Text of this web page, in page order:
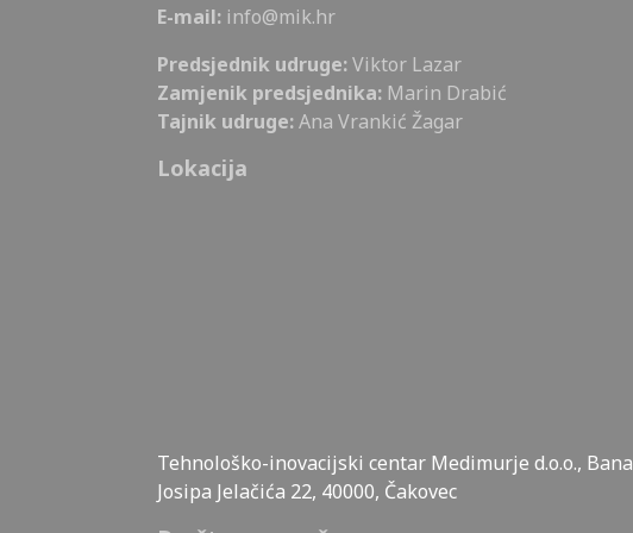
E-mail: info@mik.hr
Predsjednik udruge:Viktor Lazar
Zamjenik predsjednika: Marin Drabić
Tajnik udruge:Ana Vrankić Žagar
Lokacija
Tehnološko-inovacijski centar Medimurje d.o.o., Bana
Josipa Jelačića 22, 40000, Čakovec